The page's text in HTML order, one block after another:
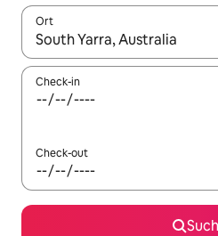
Ort
Wenn Ergebnisse verfügbar
Check-in
Check-out